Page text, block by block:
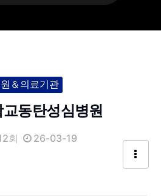
＆의료기관
동탄성심병원
회 26-03-19